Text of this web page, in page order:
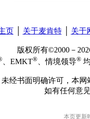
页│ 关于麦肯特│ 关于
版权所有©2000－
、EMKT® 、情境领导®
未经书面明确许可，本
如有任何意
本页更新